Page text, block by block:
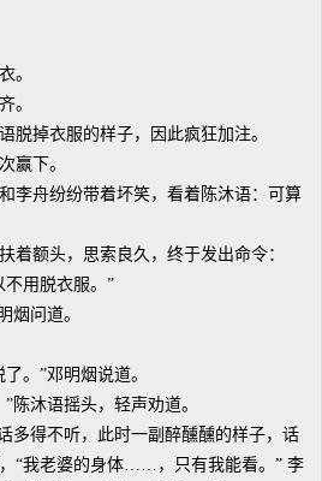
。
。
掉衣服的样子，因此疯狂加注。
下。
舟纷纷带着坏笑，看着陈沐语：可算
额头，思索良久，终于发出命令：
用脱衣服。”
问道。
。”邓明烟说道。
沐语摇头，轻声劝道。
得不听，此时一副醉醺醺的样子，话
“我老婆的身体……，只有我能看。” 李